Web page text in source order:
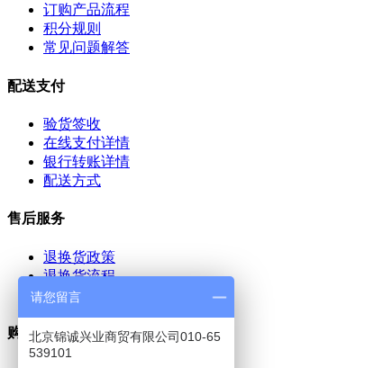
订购产品流程
积分规则
常见问题解答
配送支付
验货签收
在线支付详情
银行转账详情
配送方式
售后服务
退换货政策
退换货流程
退款说明
购物保障
请您留言
北京锦诚兴业商贸有限公司010-65
539101